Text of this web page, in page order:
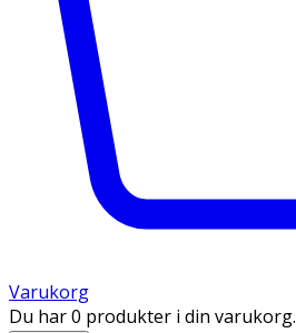
Varukorg
Du har 0 produkter i din varukorg.